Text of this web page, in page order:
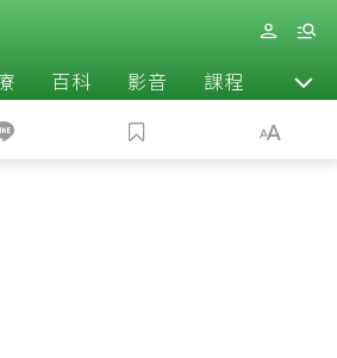
百科 影音 課程 退休